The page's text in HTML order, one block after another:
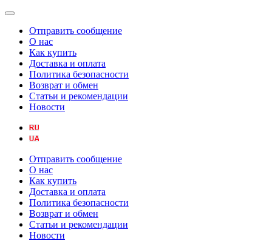
Отправить сообщение
О нас
Как купить
Доставка и оплата
Политика безопасности
Возврат и обмен
Статьи и рекомендации
Новости
Отправить сообщение
О нас
Как купить
Доставка и оплата
Политика безопасности
Возврат и обмен
Статьи и рекомендации
Новости